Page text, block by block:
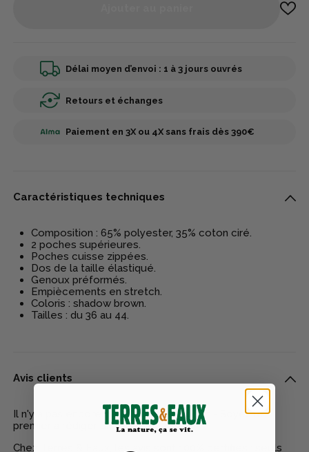
Délai moyen d’envoi : 1 à 3 jours ouvrés
Retours et échanges
Paiement en 3X ou 4X sans frais dès 390€
Caractéristiques techniques
Composition : 65% polyester, 35% coton ciré.
2 poches supérieures.
Poches cuisse zippées.
Dos de la taille élastiqué.
Genoux préformés.
Empiècements en stretch.
Coloris : shadow brown.
Tailles : du 36 au 44.
Avis clients
Il n'y a pas encore d'avis pour ce produit - Soyez le
premier à rédiger un avis
Chez Terres & Eaux, les avis sont 100% certifiés : seuls